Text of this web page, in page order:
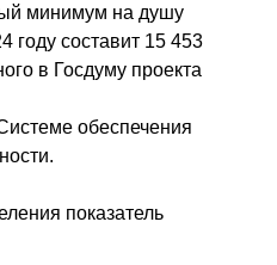
минимум на душу
году составит 15 453
в Госдуму проекта
обеспечения
показатель